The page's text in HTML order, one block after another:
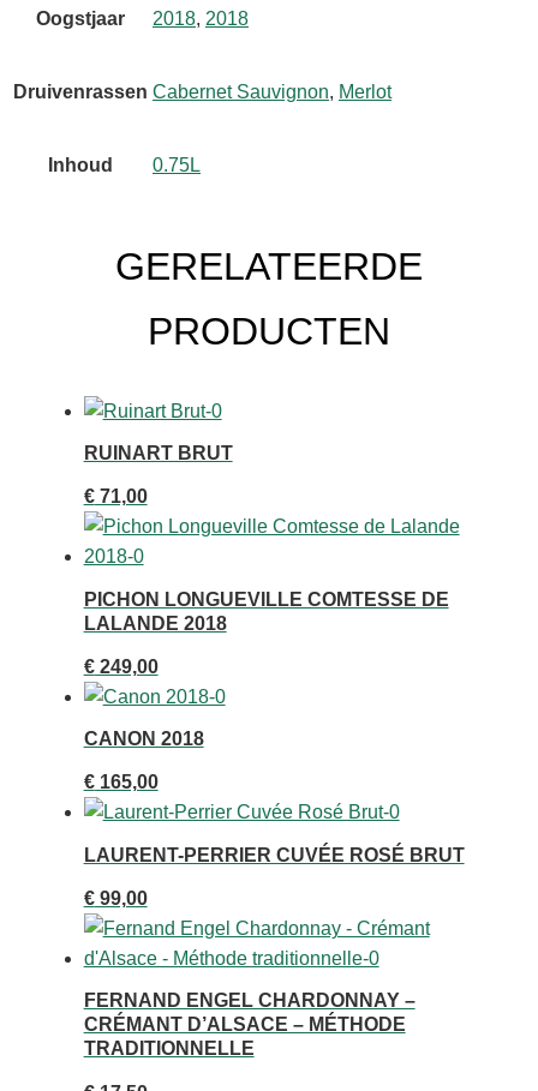
Oogstjaar 2018, 2018
Druivenrassen Cabernet Sauvignon, Merlot
Inhoud 0.75L
GERELATEERDE
PRODUCTEN
RUINART BRUT
€71,00
PICHON LONGUEVILLE COMTESSE DE
LALANDE 2018
€249,00
CANON 2018
€165,00
LAURENT-PERRIER CUVÉE ROSÉ BRUT
€99,00
FERNAND ENGEL CHARDONNAY –
CRÉMANT D’ALSACE – MÉTHODE
TRADITIONNELLE